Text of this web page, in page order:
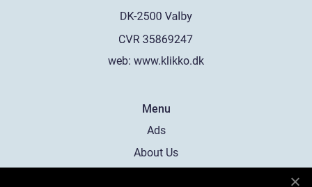
web: www.klikko.dk
Menu
Ads
About Us